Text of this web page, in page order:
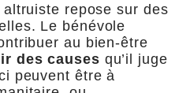
altruiste repose sur des
Le bénévole
au bien-être
des causes qu’il juge
peuvent être à